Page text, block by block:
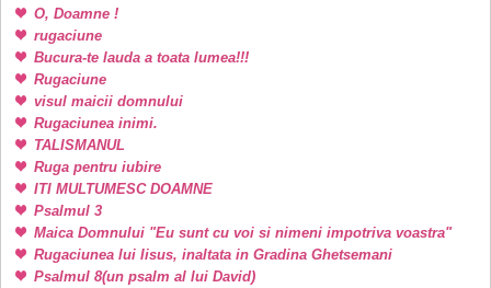
O, Doamne !
rugaciune
Bucura-te lauda a toata lumea!!!
Rugaciune
visul maicii domnului
Rugaciunea inimi.
TALISMANUL
Ruga pentru iubire
ITI MULTUMESC DOAMNE
Psalmul 3
Maica Domnului "Eu sunt cu voi si nimeni impotriva voastra"
Rugaciunea lui Iisus, inaltata in Gradina Ghetsemani
Psalmul 8(un psalm al lui David)